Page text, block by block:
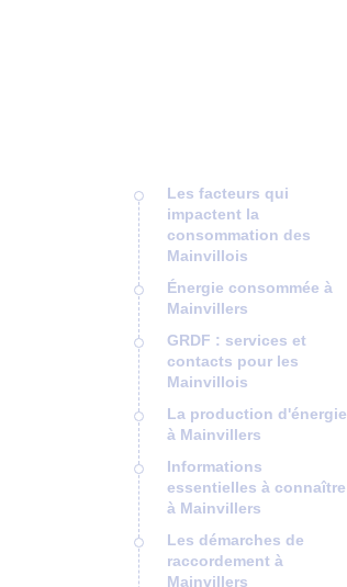
Les facteurs qui
impactent la
consommation des
Mainvillois
Énergie consommée à
Mainvillers
GRDF : services et
contacts pour les
Mainvillois
La production d'énergie
à Mainvillers
Informations
essentielles à connaître
à Mainvillers
Les démarches de
raccordement à
Mainvillers